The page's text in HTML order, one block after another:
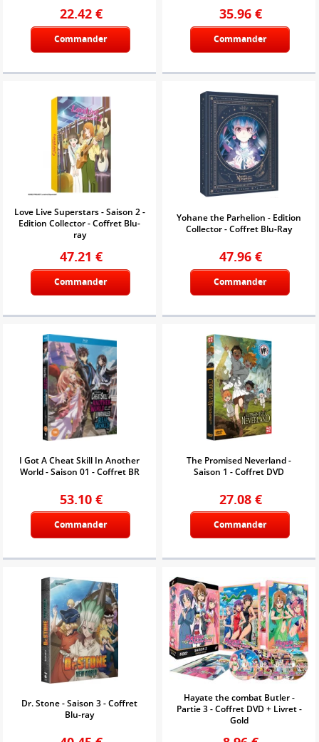
22.42 €
Commander
35.96 €
Commander
Love Live Superstars - Saison 2 -
Edition Collector - Coffret Blu-
ray
47.21 €
Commander
Yohane the Parhelion - Edition
Collector - Coffret Blu-Ray
47.96 €
Commander
I Got A Cheat Skill In Another
World - Saison 01 - Coffret BR
53.10 €
Commander
The Promised Neverland -
Saison 1 - Coffret DVD
27.08 €
Commander
Dr. Stone - Saison 3 - Coffret
Blu-ray
Hayate the combat Butler -
Partie 3 - Coffret DVD + Livret -
Gold